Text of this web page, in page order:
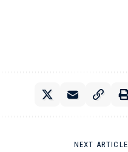
NEXT ARTICLE